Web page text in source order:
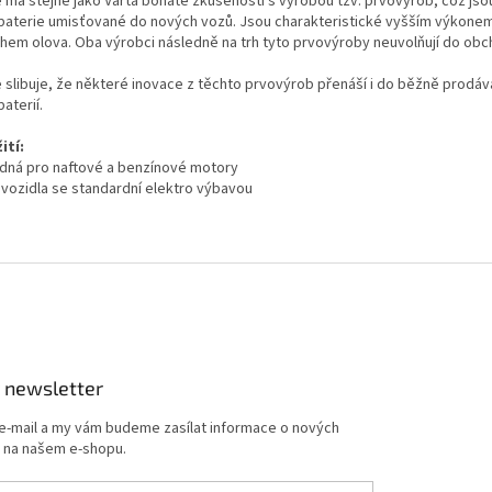
umisťované do nových vozů. Jsou charakteristické vyšším
olova. Oba výrobci následně na trh tyto prvovýroby neuvolňují do
slibuje, že některé inovace z těchto prvovýrob přenáší i do běžně
pro naftové a benzínové motory
se standardní elektro výbavou
newsletter
mail a my vám budeme zasílat informace o nových
našem e-shopu.